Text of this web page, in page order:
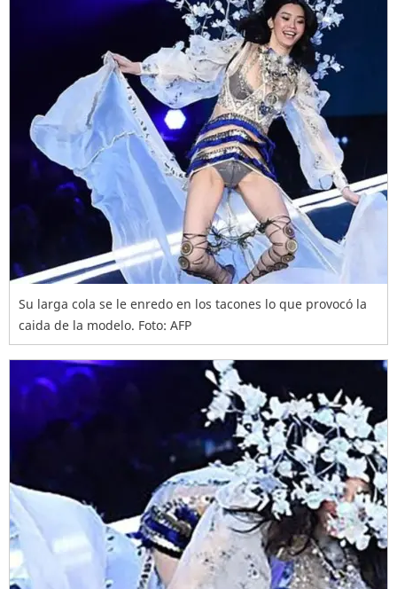
Su larga cola se le enredo en los tacones lo que provocó la
caida de la modelo. Foto: AFP